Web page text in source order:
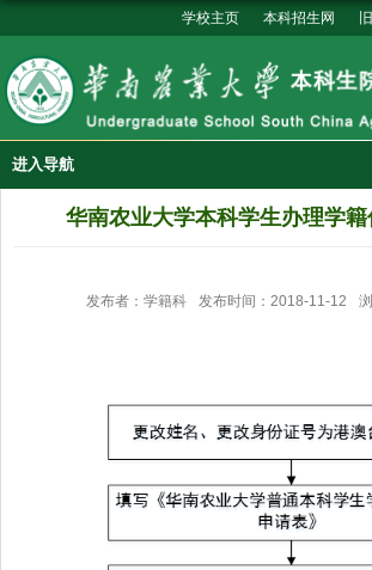
本科招生网
学校主页
进入导航
华南农业大学本科学生办理学
发布者：学籍科 发布时间：2018-11-12